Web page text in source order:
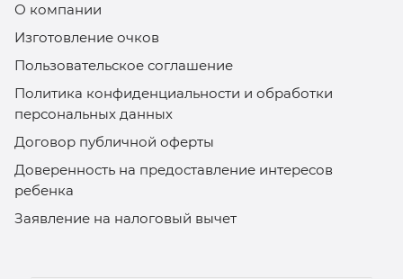
О компании
Изготовление очков
Пользовательское соглашение
Политика конфиденциальности и обработки
персональных данных
Договор публичной оферты
Доверенность на предоставление интересов
ребенка
Заявление на налоговый вычет